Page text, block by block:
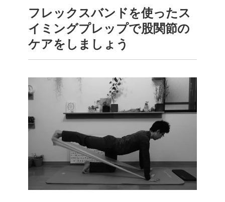
フレックスバンドを使ったス
イミングプレップで股関節の
ケアをしましょう